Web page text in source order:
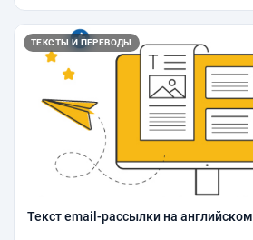
ТЕКСТЫ И ПЕРЕВОДЫ
Текст email-рассылки на